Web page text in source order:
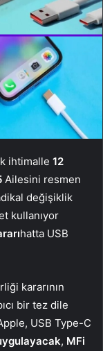
ihtimalle 12
Ailesini resmen
değişiklik
kullanıyor
hatta USB
kararının
bir tez dile
USB Type-C
, MFi